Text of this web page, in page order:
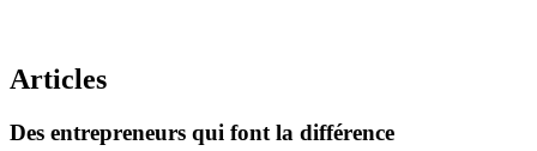
Articles
Des entrepreneurs qui font la différence